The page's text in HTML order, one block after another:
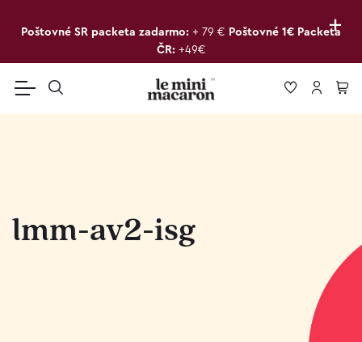
+
Poštovné SR packeta zadarmo: + 79 € Poštovné 1€ Packeta
ČR: +49€
lmm-av2-isg